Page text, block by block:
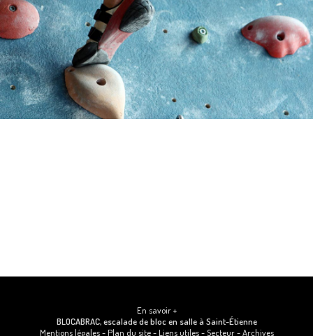
En savoir +
BLOCABRAC, escalade de bloc en salleà Saint-Étienne
Mentions légales-Plan du site-Liens utiles-Secteur-Archives